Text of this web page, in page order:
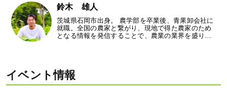
鈴木 雄人
茨城県石岡市出身。 農学部を卒業後、青果卸会社に
就職。全国の農家と繋がり、現地で得た農家のため
となる情報を発信することで、農業の業界を盛り…
イベント情報